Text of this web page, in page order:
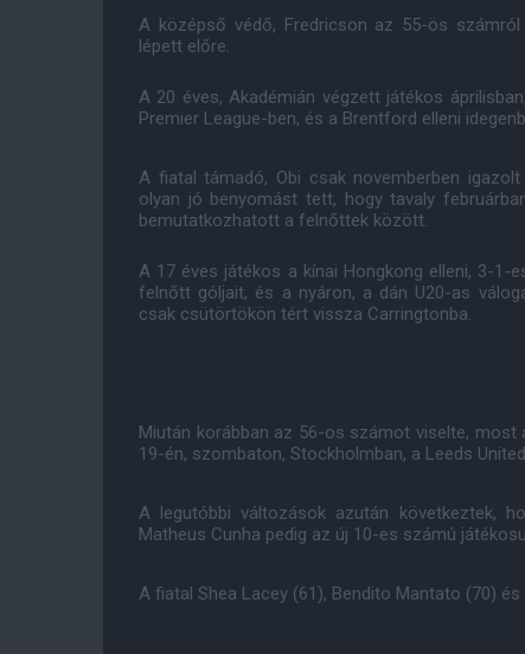
A középső védő, Fredricson az 55-ös
lépett előre.
A 20 éves, Akadémián végzett játékos
Premier League-ben, és a Brentford elleni
A fiatal támadó, Obi csak novemberben
olyan jó benyomást tett, hogy tavaly
bemutatkozhatott a felnőttek között.
A 17 éves játékos a kínai Hongkong elleni, 3-
felnőtt góljait, és a nyáron, a dán U20-as
csak csütörtökön tért vissza Carringtonba.
Miután korábban az 56-os számot viselte,
19-én, szombaton, Stockholmban, a Leeds
A legutóbbi változások azután következtek,
Matheus Cunha pedig az új 10-es számú
A fiatal Shea Lacey (61), Bendito Mantato (70)